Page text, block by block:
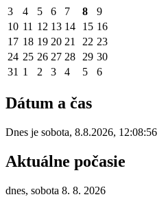
3
4 5 6 7 8
9
10 11 12 13 14 15 16
17 18 19 20 21 22 23
24 25 26 27 28 29 30
31 1 2 3 4 5 6
Dátum a čas
Dnes je sobota, 8.8.2026, 12:08:56
Aktuálne počasie
dnes, sobota 8. 8. 2026